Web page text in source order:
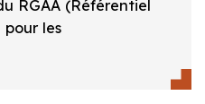
RGAA (Référentiel
pour les